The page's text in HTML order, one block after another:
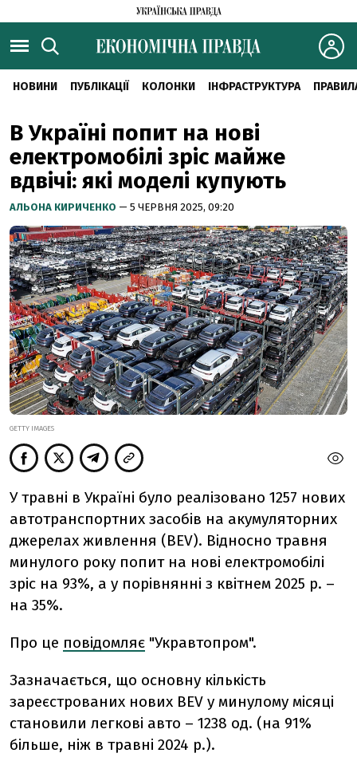
НОВИНИ ПУБЛІКАЦІЇ КОЛОНКИ ІНФРАСТРУКТУРА
В Україні попит на нові
електромобілі зріс майже
вдвічі: які моделі купують
АЛЬОНА КИРИЧЕНКО — 5 ЧЕРВНЯ 2025, 09:20
GETTY IMAGES
У травні в Україні було реалізовано 1257 нових
автотранспортних засобів на акумуляторних
джерелах живлення (BEV). Відносно травня
минулого року попит на нові електромобілі
зріс на 93%, а у порівнянні з квітнем 2025 р. –
на 35%.
Про це повідомляє "Укравтопром".
Зазначається, що основну кількість
зареєстрованих нових BEV у минулому місяці
становили легкові авто – 1238 од. (на 91%
більше, ніж в травні 2024 р.).